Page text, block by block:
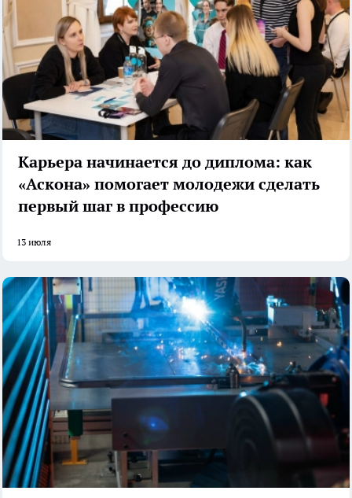
Карьера начинается до диплома: как
«Аскона» помогает молодежи сделать
первый шаг в профессию
13 июля